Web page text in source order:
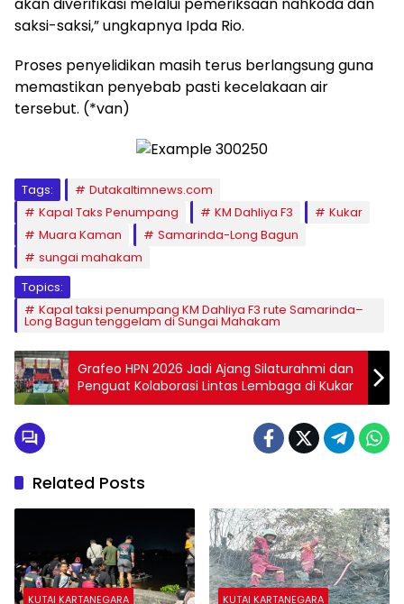
saksi-saksi,” ungkapnya Ipda Rio.
Proses penyelidikan masih terus berlangsung guna
memastikan penyebab pasti kecelakaan air
tersebut. (*van)
Tags:
Dutakaltimnews.com
Kapal Taks Penumpang
KM Dahliya F3
Kukar
Muara Kaman
Samarinda-Long Bagun
sungai mahakam
Topics:
Kapal taksi penumpang KM Dahliya F3 rute Samarinda–
Long Bagun tenggelam di Sungai Mahakam
Grafeo HPN 2026 Jadi Ajang Silaturahmi dan
Penguat Kolaborasi Lintas Lembaga di Kukar
Related Posts
KUTAI KARTANEGARA KUTAI KARTANEGARA